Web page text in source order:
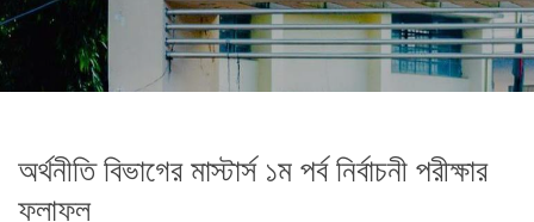
অর্থনীতি বিভাগের মাস্টার্স ১ম পর্ব নির্বাচনী পরীক্ষার
ফলাফল